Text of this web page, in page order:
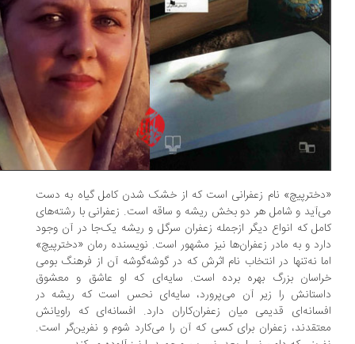
نام زعفرانی است که از خشک شدن کامل گیاه به‌ دست
و شامل هر دو بخش ریشه و ساقه است. زعفرانی با رشته‌های
که انواع دیگر ازجمله زعفران سرگل و ریشه یک‌جا در آن وجود
و به مادر زعفران‌ها نیز مشهور است. نویسنده رمان «دخترپیچ»
نه‌تنها در انتخاب نام اثرش که در گوشه‌گوشه آن از فرهنگ بومی
بزرگ بهره برده است. سایه‌ای که او عاشق و معشوق
را زیر آن می‌پرورد، سایه‌ای نحس است که ریشه در
قدیمی میان زعفران‌کاران دارد. افسانه‌ای که راویانش
زعفران برای کسی که آن را می‌کارد شوم و نفرین‌‌گر است.